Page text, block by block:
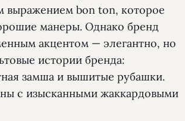
выражением bon ton, которое
манеры. Однако бренд
акцентом — элегантно, но
истории бренда:
замша и вышитые рубашки.
с изысканными жаккардовыми